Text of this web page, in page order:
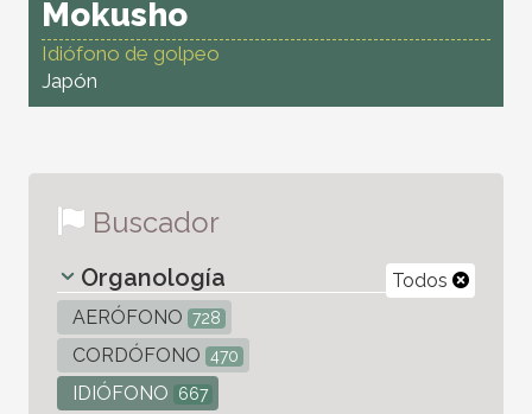
Mokusho
Idiófono de golpeo
Japón
Buscador
Todos
Organología
AERÓFONO 728
CORDÓFONO 470
IDIÓFONO 667